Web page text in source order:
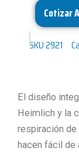
Cotizar
SKU2921
El diseño
Heimlich y la
respiración de
hacen fácil de